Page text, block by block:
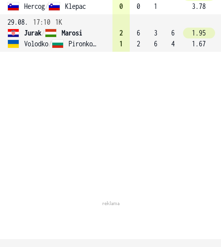
Hercog/ Klepac
0
0
1
3.78
29.08.
17:10
1K
Jurak/
Marosi
Volodko/ Pironkova
2
1
6
2
3
6
6
4
1.95
1.67